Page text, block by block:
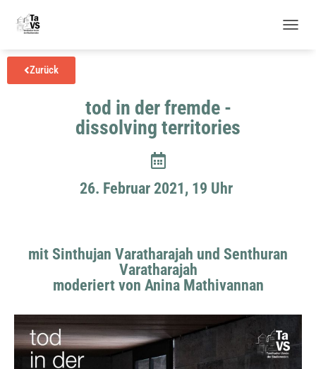
Zurück
tod in der fremde -
dissolving territories
26. Februar 2021, 19 Uhr
mit Sinthujan Varatharajah und Senthuran
Varatharajah
moderiert von Anina Mathivannan